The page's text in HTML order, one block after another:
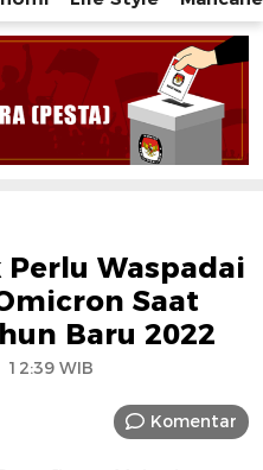
Perlu Waspadai
Saat
Baru 2022
12:39 WIB
Komentar